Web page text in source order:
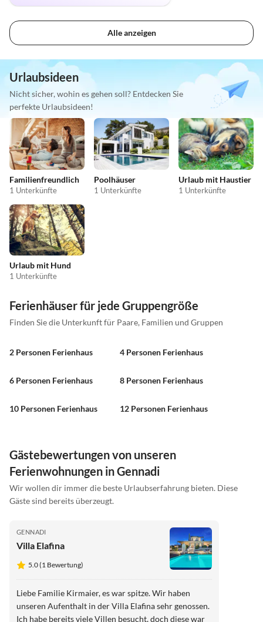
Alle anzeigen
Urlaubsideen
Nicht sicher, wohin es gehen soll? Entdecken Sie
perfekte Urlaubsideen!
Familienfreundlich
1 Unterkünfte
Poolhäuser
1 Unterkünfte
Urlaub mit Haustier
1 Unterkünfte
Urlaub mit Hund
1 Unterkünfte
Ferienhäuser für jede Gruppengröße
Finden Sie die Unterkunft für Paare, Familien und Gruppen
2 Personen Ferienhaus 4 Personen Ferienhaus
6 Personen Ferienhaus 8 Personen Ferienhaus
10 Personen Ferienhaus 12 Personen Ferienhaus
Gästebewertungen von unseren
Ferienwohnungen in Gennadi
Wir wollen dir immer die beste Urlaubserfahrung bieten. Diese
Gäste sind bereits überzeugt.
GENNADI
Villa Elafina
5.0 (1 Bewertung)
Liebe Familie Kirmaier, es war spitze. Wir haben
unseren Aufenthalt in der Villa Elafina sehr genossen.
Ich habe bereits viele Villen besucht, doch diese war